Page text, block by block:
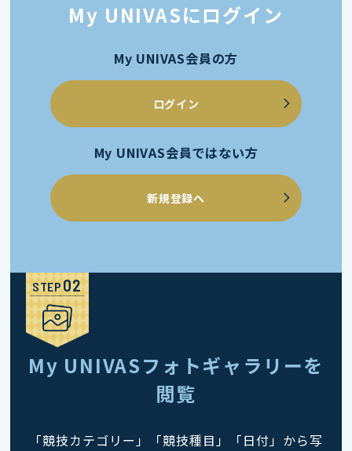
My UNIVASにログイン
My UNIVAS会員の方
ログイン
My UNIVAS会員ではない方
新規登録へ
STEP
My UNIVASフォトギャラリーを
閲覧
「競技カテゴリー」「競技種目」「日付」から写